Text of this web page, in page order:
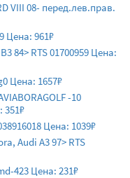
VIII 08- перед.лев.прав.
Цена: 961₽
84> RTS 01700959 Цена:
Цена: 1657₽
-10
351₽
Цена: 1039₽
Audi A3 97> RTS
423 Цена: 231₽